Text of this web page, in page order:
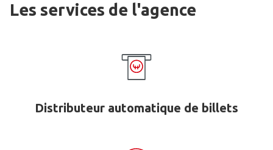
Les services de l'agence
Distributeur automatique de billets